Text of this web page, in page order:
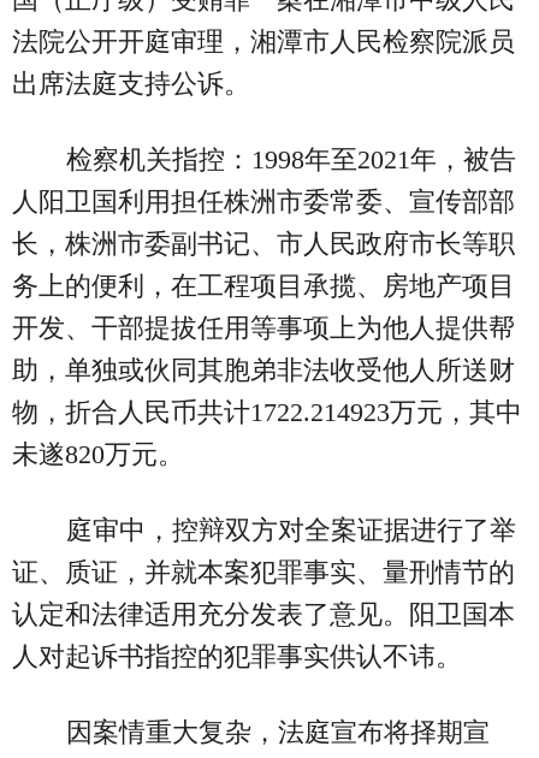
法院公开开庭审理，湘潭市人民检察院派员
出席法庭支持公诉。
检察机关指控：1998年至2021年，被告
人阳卫国利用担任株洲市委常委、宣传部部
长，株洲市委副书记、市人民政府市长等职
务上的便利，在工程项目承揽、房地产项目
开发、干部提拔任用等事项上为他人提供帮
助，单独或伙同其胞弟非法收受他人所送财
物，折合人民币共计1722.214923万元，其中
未遂820万元。
庭审中，控辩双方对全案证据进行了举
证、质证，并就本案犯罪事实、量刑情节的
认定和法律适用充分发表了意见。阳卫国本
人对起诉书指控的犯罪事实供认不讳。
因案情重大复杂，法庭宣布将择期宣